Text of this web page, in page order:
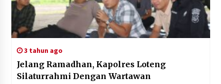
3 tahun ago
Jelang Ramadhan, Kapolres Loteng
Silaturrahmi Dengan Wartawan